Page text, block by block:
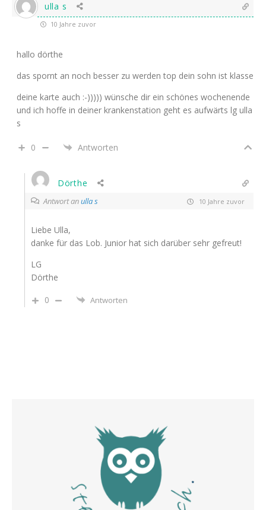
ulla s
10 Jahre zuvor
hallo dörthe
das spornt an noch besser zu werden top dein sohn ist klasse
deine karte auch :-))))) wünsche dir ein schönes wochenende
und ich hoffe in deiner krankenstation geht es aufwärts lg ulla
s
0 Antworten
Dörthe
Antwort anulla s 10 Jahre zuvor
Liebe Ulla,
danke für das Lob. Junior hat sich darüber sehr gefreut!
LG
Dörthe
0
Antworten